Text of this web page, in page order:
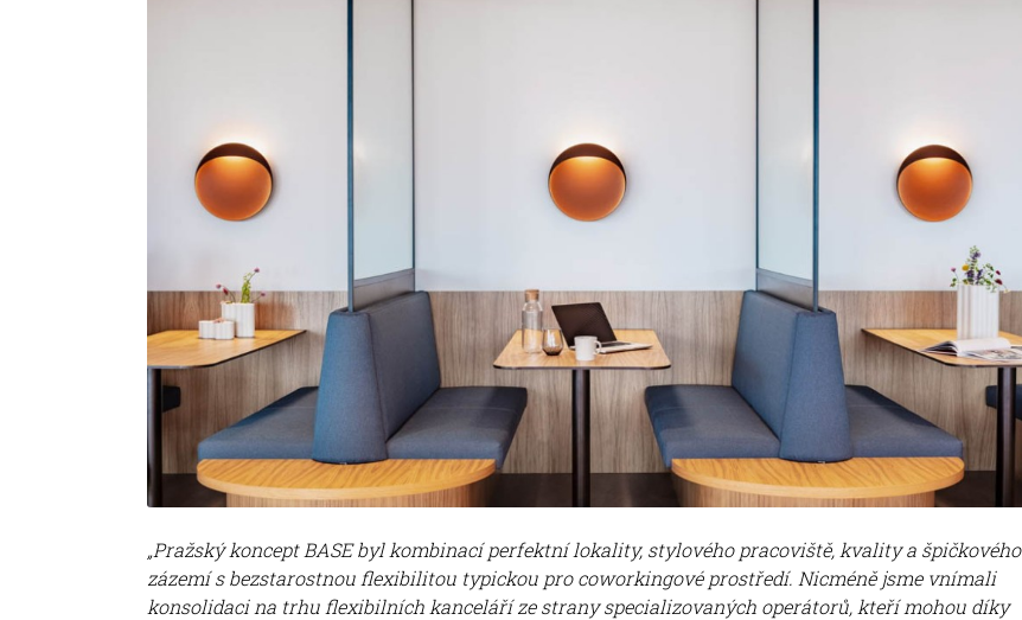
„Pražský koncept BASE byl kombinací perfektní lokality, stylového pracoviště, kvality a špičkového
zázemí s bezstarostnou flexibilitou typickou pro coworkingové prostředí. Nicméně jsme vnímali
konsolidaci na trhu flexibilních kanceláří ze strany specializovaných operátorů, kteří mohou díky